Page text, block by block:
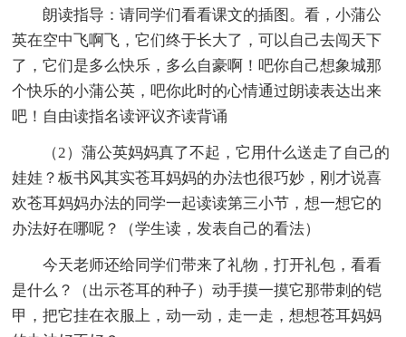
朗读指导：请同学们看看课文的插图。看，小蒲公
英在空中飞啊飞，它们终于长大了，可以自己去闯天下
了，它们是多么快乐，多么自豪啊！吧你自己想象城那
个快乐的小蒲公英，吧你此时的心情通过朗读表达出来
吧！自由读指名读评议齐读背诵
（2）蒲公英妈妈真了不起，它用什么送走了自己的
娃娃？板书风其实苍耳妈妈的办法也很巧妙，刚才说喜
欢苍耳妈妈办法的同学一起读读第三小节，想一想它的
办法好在哪呢？（学生读，发表自己的看法）
今天老师还给同学们带来了礼物，打开礼包，看看
是什么？（出示苍耳的种子）动手摸一摸它那带刺的铠
甲，把它挂在衣服上，动一动，走一走，想想苍耳妈妈